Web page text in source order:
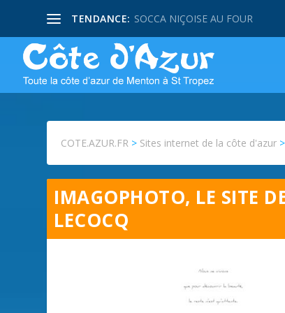
TENDANCE: SOCCA NIÇOISE AU FOUR
COTE.AZUR.FR > Sites internet de la côte d'azur >
IMAGOPHOTO, LE SITE
LECOCQ